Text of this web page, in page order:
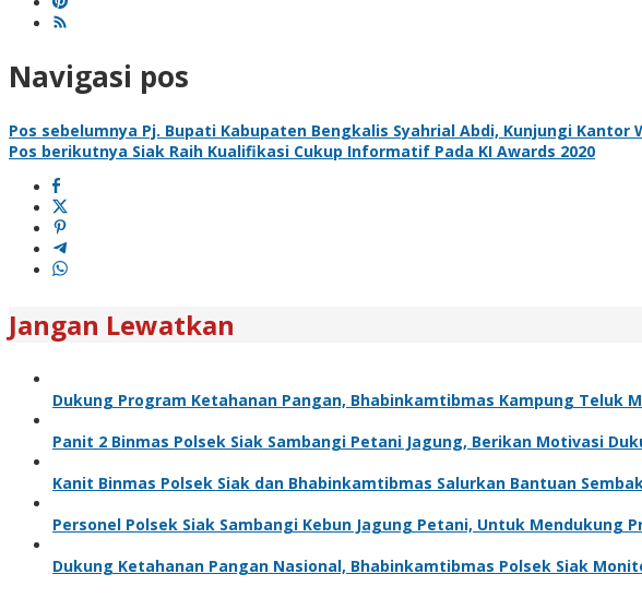
Navigasi pos
Pos sebelumnya Pj. Bupati Kabupaten Bengkalis Syahrial Abdi, Kunjungi Kantor
Pos berikutnya Siak Raih Kualifikasi Cukup Informatif Pada KI Awards 2020
Jangan Lewatkan
Dukung Program Ketahanan Pangan, Bhabinkamtibmas Kampung Teluk
Panit 2 Binmas Polsek Siak Sambangi Petani Jagung, Berikan Motivasi
Kanit Binmas Polsek Siak dan Bhabinkamtibmas Salurkan Bantuan
Personel Polsek Siak Sambangi Kebun Jagung Petani, Untuk Mendukung
Dukung Ketahanan Pangan Nasional, Bhabinkamtibmas Polsek Siak